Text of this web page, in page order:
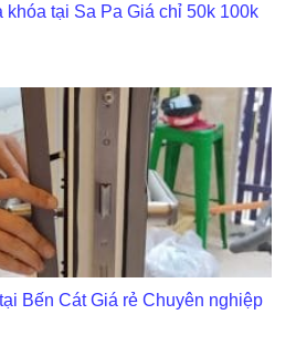
tại Sa Pa Giá chỉ 50k 100k
Bến Cát Giá rẻ Chuyên nghiệp